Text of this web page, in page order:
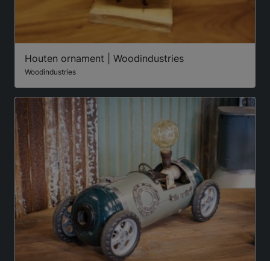
Houten ornament | Woodindustries
Woodindustries